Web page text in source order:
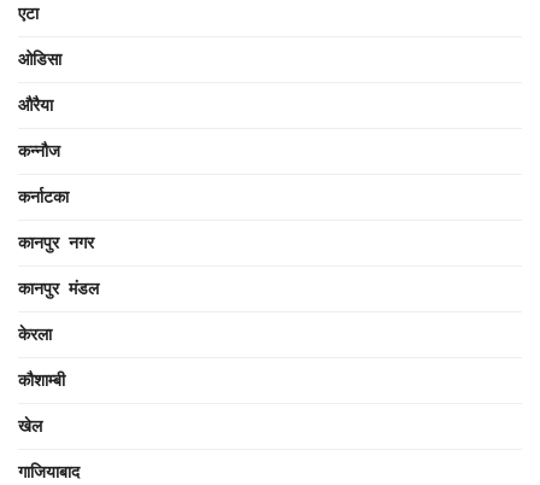
एटा
ओडिसा
औरैया
कन्नौज
कर्नाटका
कानपुर नगर
कानपुर मंडल
केरला
कौशाम्बी
खेल
गाजियाबाद